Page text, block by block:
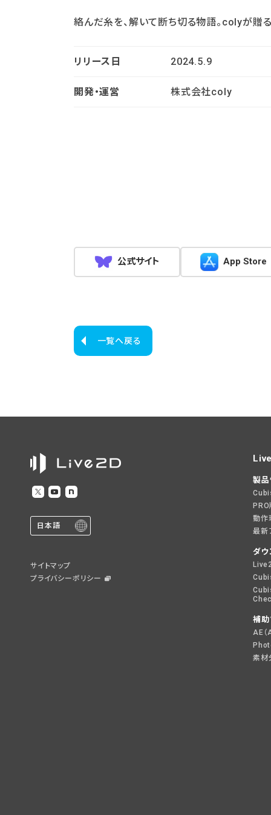
絡んだ糸を、解いて断ち切る物語。colyが贈
リリース日 2024.5.9
開発・運営 株式会社coly
公式サイト App Store
一覧へ戻る
日本語
サイトマップ
プライバシーポリシー
製
PRO
動作
最新
ダウ
補
AE
素材